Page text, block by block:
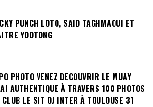
PUNCH LOTO, SAID TAGHMAOUI ET
YODTONG
PHOTO VENEZ DECOUVRIR LE MUAY
AUTHENTIQUE À TRAVERS 100 PHOTOS
CLUB LE SIT OJ INTER À TOULOUSE 31